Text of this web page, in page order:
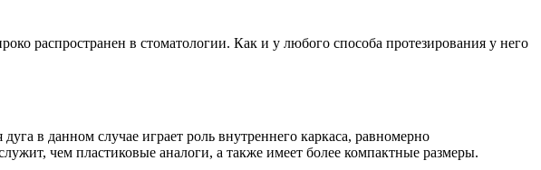
распространен в стоматологии. Как и у любого способа протезирования у него
в данном случае играет роль внутреннего каркаса, равномерно
чем пластиковые аналоги, а также имеет более компактные размеры.